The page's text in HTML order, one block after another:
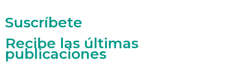
Suscríbete
Recibe las últimas
publicaciones